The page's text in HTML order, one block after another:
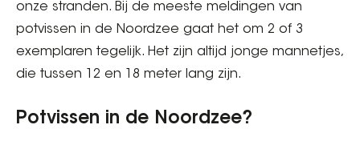
onze stranden. Bij de meeste meldingen van
potvissen in de Noordzee gaat het om 2 of 3
exemplaren tegelijk. Het zijn altijd jonge mannetjes,
die tussen 12 en 18 meter lang zijn.
Potvissen in de Noordzee?